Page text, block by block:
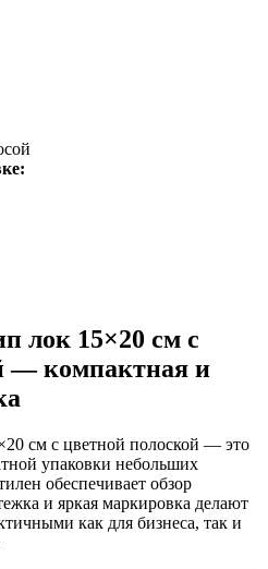
лок 15×20 см с
— компактная и
см с цветной полоской — это
упаковки небольших
обеспечивает обзор
и яркая маркировка делают
как для бизнеса, так и